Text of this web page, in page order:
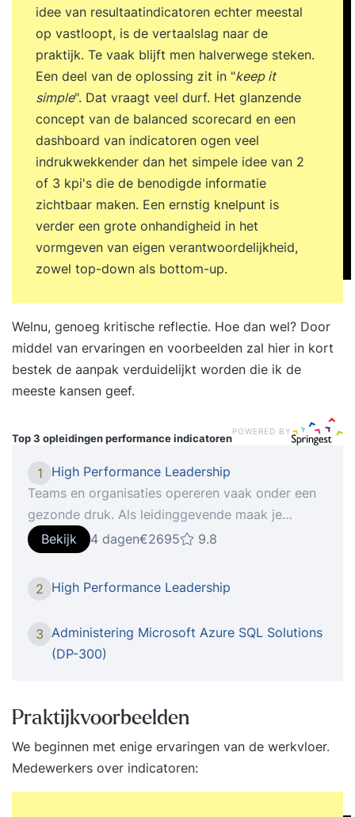
idee van resultaatindicatoren echter meestal
op vastloopt, is de vertaalslag naar de
praktijk. Te vaak blijft men halverwege steken.
Een deel van de oplossing zit in "keep it
simple". Dat vraagt veel durf. Het glanzende
concept van de balanced scorecard en een
dashboard van indicatoren ogen veel
indrukwekkender dan het simpele idee van 2
of 3 kpi's die de benodigde informatie
zichtbaar maken. Een ernstig knelpunt is
verder een grote onhandigheid in het
vormgeven van eigen verantwoordelijkheid,
zowel top-down als bottom-up.
Welnu, genoeg kritische reflectie. Hoe dan wel? Door
middel van ervaringen en voorbeelden zal hier in kort
bestek de aanpak verduidelijkt worden die ik de
meeste kansen geef.
Top 3 opleidingenperformance indicatoren
POWERED BY
1
High Performance Leadership
Teams en organisaties opereren vaak onder een
gezonde druk. Als leidinggevende maak je
continu de afweging wat je mensen aankunnen en
hoe je hun energie het beste kunt richten. In de
praktijk blijkt dat werkdruk door medewerkers
soms wordt ervaren als werklast, met alle
Performance Leadership’ leer je hoe je van een
high demanding omgeving een high performing
een cruciale rol speelt in het creëren van focus,
energie en duurzame resultaten, en hoe je een
team bouwt dat langdurig op topniveau
presteert. Iets voor jou De training ‘High
Performance Leadership’ is bestemd voor
Bekijk 4 dagen€2695 9.8
2 High Performance Leadership
3 Administering Microsoft Azure SQL Solutions
(DP-300)
Praktijkvoorbeelden
We beginnen met enige ervaringen van de werkvloer.
Medewerkers over indicatoren: